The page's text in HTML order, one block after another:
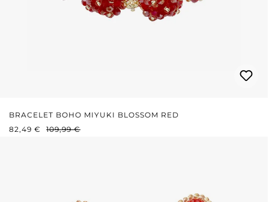
BRACELET BOHO MIYUKI BLOSSOM RED
PRIX DE VENTE :
82,49 € PRIX RÉGULIER :
109,99 €